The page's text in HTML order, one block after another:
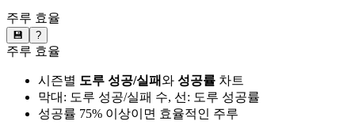
주루 효율
💾 ?
주루 효율
시즌별 도루 성공/실패와 성공률 차트
막대: 도루 성공/실패 수, 선: 도루 성공률
성공률 75% 이상이면 효율적인 주루